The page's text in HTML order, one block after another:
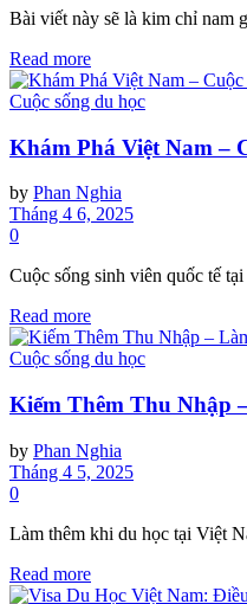
Bài viết này sẽ là kim chỉ nam
Read more
Cuộc sống du học
Khám Phá Việt Nam –
by Phan Nghia
Tháng 4 6, 2025
0
Cuộc sống sinh viên quốc tế
Read more
Cuộc sống du học
Kiếm Thêm Thu Nhập
by Phan Nghia
Tháng 4 5, 2025
0
Làm thêm khi du học tại Việt
Read more